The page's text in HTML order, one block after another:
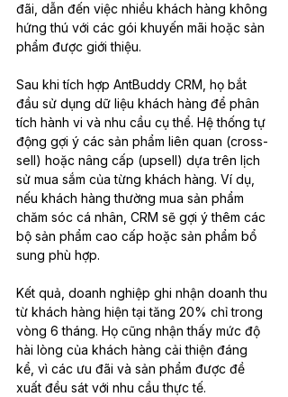
đãi, dẫn đến việc nhiều khách hàng không
hứng thú với các gói khuyến mãi hoặc sản
phẩm được giới thiệu.
Sau khi tích hợp AntBuddy CRM, họ bắt
đầu sử dụng dữ liệu khách hàng để phân
tích hành vi và nhu cầu cụ thể. Hệ thống tự
động gợi ý các sản phẩm liên quan (cross-
sell) hoặc nâng cấp (upsell) dựa trên lịch
sử mua sắm của từng khách hàng. Ví dụ,
nếu khách hàng thường mua sản phẩm
chăm sóc cá nhân, CRM sẽ gợi ý thêm các
bộ sản phẩm cao cấp hoặc sản phẩm bổ
sung phù hợp.
Kết quả, doanh nghiệp ghi nhận doanh thu
từ khách hàng hiện tại tăng 20% chỉ trong
vòng 6 tháng. Họ cũng nhận thấy mức độ
hài lòng của khách hàng cải thiện đáng
kể, vì các ưu đãi và sản phẩm được đề
xuất đều sát với nhu cầu thực tế.